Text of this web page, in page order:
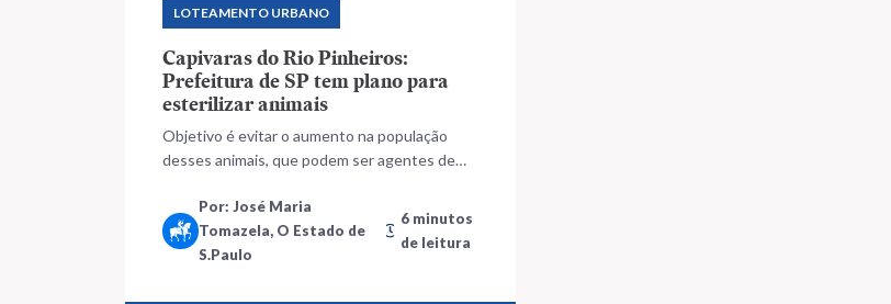
LOTEAMENTO URBANO
Capivaras do Rio Pinheiros:
Prefeitura de SP tem plano para
esterilizar animais
Objetivo é evitar o aumento na população
desses animais, que podem ser agentes de
de trânsito, de acordo com os envolvidos no
projeto
Por: José Maria
Tomazela, O Estado de
S.Paulo
6 minutos
de leitura